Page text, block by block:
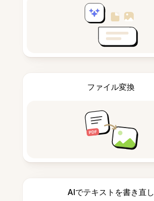
ファイル変換
AIでテキストを書き直し